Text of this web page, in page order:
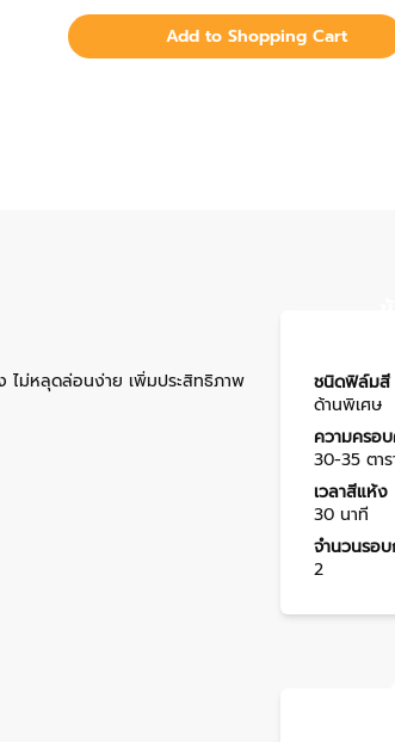
Add to Shopping Cart
ไม่หลุดล่อนง่าย เพิ่มประสิทธิภาพ
ชนิดฟิล์มสี
ด้านพิเศษ
ความครอ
30-35 ตา
เวลาสีแห้ง
30 นาที
จำนวนรอบ
2